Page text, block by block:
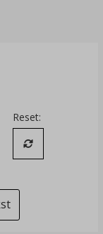
między literami
interlinię i margines
Reset:
Przywróć